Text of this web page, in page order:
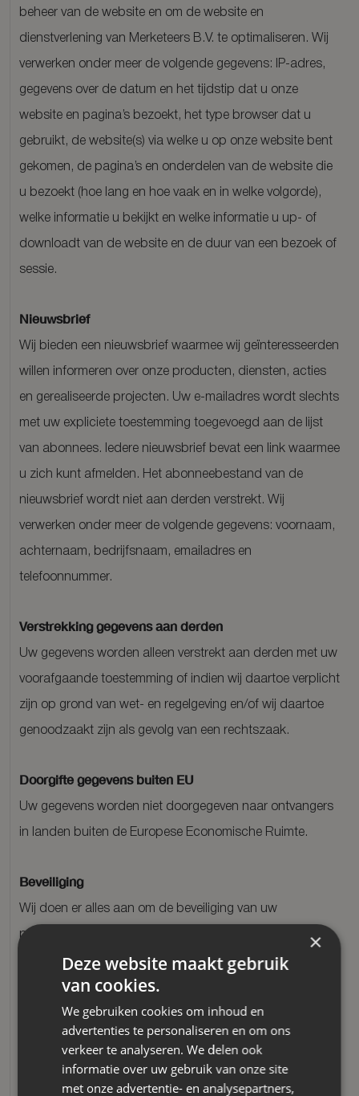
beheer van de website en om de website en
dienstverlening van Merketeers B.V. te optimaliseren. Wij
verwerken onder meer de volgende gegevens: IP-adres,
gegevens over de datum en het tijdstip dat u onze
website en pagina’s bezoekt, het type browser dat u
gebruikt, de website(s) via welke u op onze website bent
gekomen, de pagina’s en onderdelen van de website die
u bezoekt (hoe lang en hoe vaak en in welke volgorde),
welke informatie u bekijkt en welke informatie u up- of
downloadt van de website en de duur van een bezoek of
sessie.
Nieuwsbrief
Wij bieden een nieuwsbrief waarmee wij geïnteresseerden
willen informeren over onze producten, diensten, acties
en gerealiseerde projecten. Uw e-mailadres wordt slechts
met uw expliciete toestemming toegevoegd aan de lijst
van abonnees. Iedere nieuwsbrief bevat een link waarmee
u zich kunt afmelden. Het abonneebestand van de
nieuwsbrief wordt niet aan derden verstrekt. Wij
verwerken onder meer de volgende gegevens: voornaam,
achternaam, bedrijfsnaam, emailadres en
telefoonnummer.
Verstrekking gegevens aan derden
Uw gegevens worden alleen verstrekt aan derden met uw
voorafgaande toestemming of indien wij daartoe verplicht
zijn op grond van wet- en regelgeving en/of wij daartoe
genoodzaakt zijn als gevolg van een rechtszaak.
Doorgifte gegevens buiten EU
Uw gegevens worden niet doorgegeven naar ontvangers
in landen buiten de Europese Economische Ruimte.
Beveiliging
Wij doen er alles aan om de beveiliging van uw
persoonsgegevens te beschermen. Wij hebben
passende technische en organisatorische maatregelen
genomen om uw persoonsgegevens te beschermen
tegen onrechtmatige verwerking en/of verlies. Zo wordt
gebruik gemaakt van een firewall en
versleutelingsmaatregelen ter voorkoming van toegang tot
gegevens door onbevoegde derden. De gegevens
×
Deze website maakt gebruik
van cookies.
We gebruiken cookies om inhoud en
advertenties te personaliseren en om ons
verkeer te analyseren. We delen ook
informatie over uw gebruik van onze site
met onze advertentie- en analysepartners,